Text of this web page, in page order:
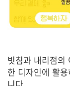
빗침과 내리점의
한 디자인에 활